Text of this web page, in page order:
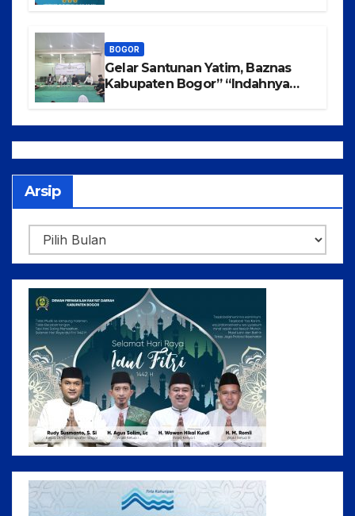
BOGOR
Gelar Santunan Yatim, Baznas
Kabupaten Bogor” “Indahnya
Arsip
Arsip